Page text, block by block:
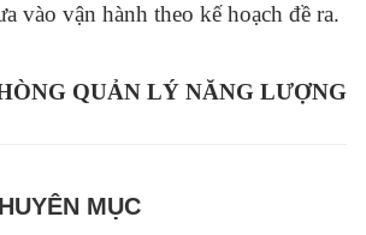
vào vận hành theo kế hoạch đề ra.
QUẢN LÝ NĂNG LƯỢNG
MỤC